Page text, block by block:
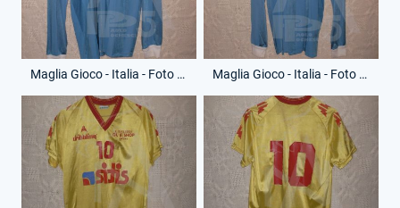
Maglia Gioco - Italia - Foto Cine Fortuna - Anno 1988 - 11 - (Fronte) Maglia Gioco - Italia - Foto Cine Fortuna - Anno 1988 - 11 - (Retro)